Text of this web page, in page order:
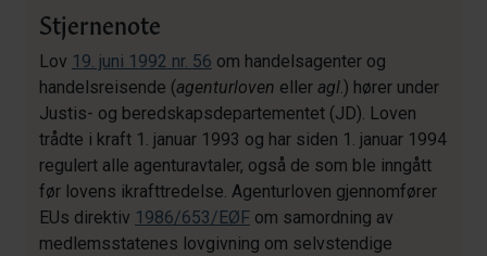
Stjernenote
Lov 19. juni 1992 nr. 56 om handelsagenter og
handelsreisende (agenturloven eller agl.) hører under
Justis- og beredskapsdepartementet (JD). Loven
trådte i kraft 1. januar 1993 og har siden 1. januar 1994
regulert alle agenturavtaler, også de som ble inngått
før lovens ikrafttredelse. Agenturloven gjennomfører
EUs direktiv 1986/653/EØF om samordning av
medlemsstatenes lovgivning om selvstendige